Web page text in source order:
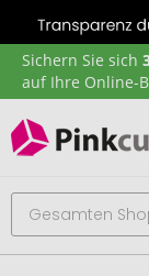
Sichern Sie sich
auf Ihre Online-